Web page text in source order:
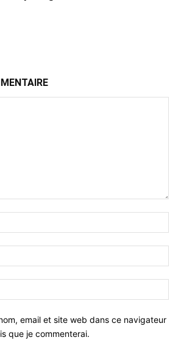
email et site web dans ce navigateur
que je commenterai.